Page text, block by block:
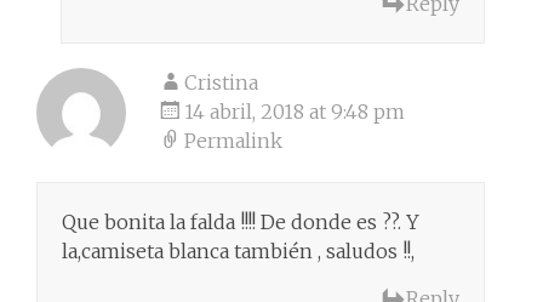
Cristina
14 abril, 2018 at 9:48 pm
Permalink
Que bonita la falda !!!! De donde es ??. Y
la,camiseta blanca también , saludos !!,